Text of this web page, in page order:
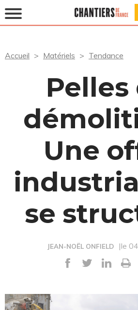
Accueil Matériels Tendance
Pelles
Une
se
JEAN-NOËL ONFIELD |le